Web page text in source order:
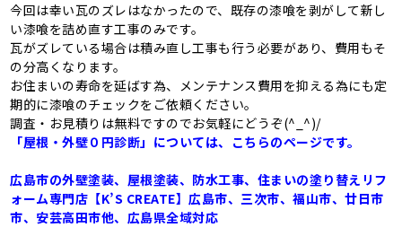
今回は幸い瓦のズレはなかったので、既存の漆喰を剥がして新し
い漆喰を詰め直す工事のみです。
瓦がズレている場合は積み直し工事も行う必要があり、費用もそ
の分高くなります。
お住まいの寿命を延ばす為、メンテナンス費用を抑える為にも定
期的に漆喰のチェックをご依頼ください。
調査・お見積りは無料ですのでお気軽にどうぞ(^_^)/
「屋根・外壁０円診断」については、こちらのページです。
広島市の外壁塗装、屋根塗装、防水工事、住まいの塗り替えリフ
ォーム専門店【K’S CREATE】広島市、三次市、福山市、廿日市
市、安芸高田市他、広島県全域対応